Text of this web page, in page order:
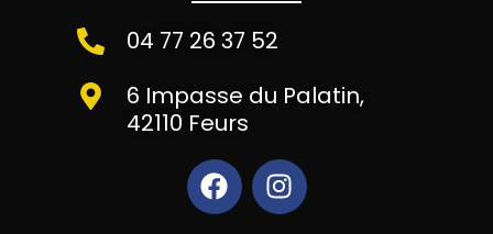
04 77 26 37 52
6 Impasse du Palatin,
42110 Feurs